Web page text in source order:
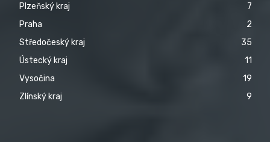
Plzeňský kraj
7
Praha
2
Středočeský kraj
35
Ústecký kraj
11
Vysočina
19
Zlínský kraj
9